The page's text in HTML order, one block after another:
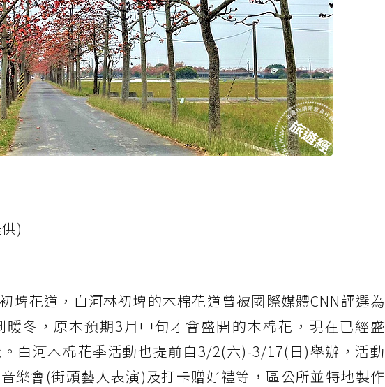
)
埤花道，白河林初埤的木棉花道曾被國際媒體CNN評選為
冬，原本預期3月中旬才會盛開的木棉花，現在已經盛
白河木棉花季活動也提前自3/2(六)-3/17(日)舉辦，活動
樂會(街頭藝人表演)及打卡贈好禮等，區公所並特地製作